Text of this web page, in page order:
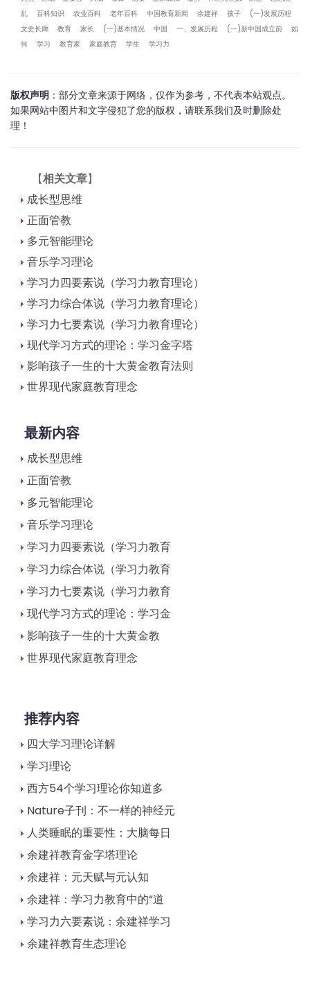
乱
百科知识 农业百科 老年百科 中国教育新闻 余建祥 孩子
(一)发展历程
文史长廊
教育 家长 (一)基本情况 中国 一、发展历程 (一)新中国成立前
如
何
学习 教育家 家庭教育 学生 学习力
版权声明 ：部分文章来源于网络，仅作为参考，不代表本站观点。
如果网站中图片和文字侵犯了您的版权，请联系我们及时删除处
理！
【相关文章】
成长型思维
正面管教
多元智能理论
音乐学习理论
学习力四要素说（学习力教育理论）
学习力综合体说（学习力教育理论）
学习力七要素说（学习力教育理论）
现代学习方式的理论：学习金字塔
影响孩子一生的十大黄金教育法则
世界现代家庭教育理念
最新内容
成长型思维
正面管教
多元智能理论
音乐学习理论
学习力四要素说（学习力教育
学习力综合体说（学习力教育
学习力七要素说（学习力教育
现代学习方式的理论：学习金
影响孩子一生的十大黄金教
世界现代家庭教育理念
推荐内容
四大学习理论详解
学习理论
西方54个学习理论你知道多
Nature子刊：不一样的神经元
人类睡眠的重要性：大脑每日
余建祥教育金字塔理论
余建祥：元天赋与元认知
余建祥：学习力教育中的“道
学习力六要素说：余建祥学习
余建祥教育生态理论